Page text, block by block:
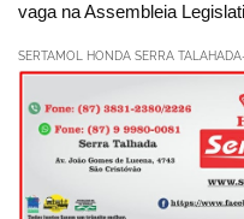
vaga na Assembleia
SERTAMOL HONDA SERRA